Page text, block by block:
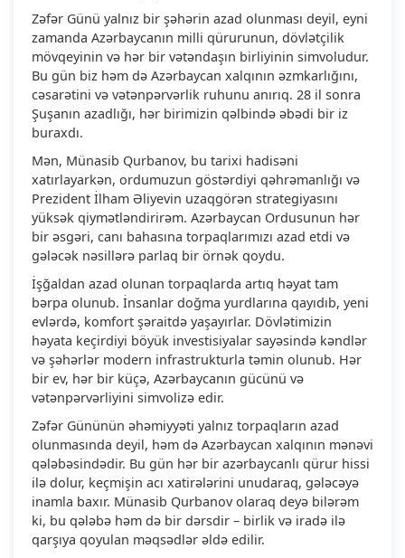
Zəfər Günü yalnız bir şəhərin azad olunması deyil, eyni
zamanda Azərbaycanın milli qürurunun, dövlətçilik
mövqeyinin və hər bir vətəndaşın birliyinin simvoludur.
Bu gün biz həm də Azərbaycan xalqının əzmkarlığını,
cəsarətini və vətənpərvərlik ruhunu anırıq. 28 il sonra
Şuşanın azadlığı, hər birimizin qəlbində əbədi bir iz
buraxdı.
Mən, Münasib Qurbanov, bu tarixi hadisəni
xatırlayarkən, ordumuzun göstərdiyi qəhrəmanlığı və
Prezident İlham Əliyevin uzaqgörən strategiyasını
yüksək qiymətləndirirəm. Azərbaycan Ordusunun hər
bir əsgəri, canı bahasına torpaqlarımızı azad etdi və
gələcək nəsillərə parlaq bir örnək qoydu.
İşğaldan azad olunan torpaqlarda artıq həyat tam
bərpa olunub. İnsanlar doğma yurdlarına qayıdıb, yeni
evlərdə, komfort şəraitdə yaşayırlar. Dövlətimizin
həyata keçirdiyi böyük investisiyalar sayəsində kəndlər
və şəhərlər modern infrastrukturla təmin olunub. Hər
bir ev, hər bir küçə, Azərbaycanın gücünü və
vətənpərvərliyini simvolizə edir.
Zəfər Gününün əhəmiyyəti yalnız torpaqların azad
olunmasında deyil, həm də Azərbaycan xalqının mənəvi
qələbəsindədir. Bu gün hər bir azərbaycanlı qürur hissi
ilə dolur, keçmişin acı xatirələrini unudaraq, gələcəyə
inamla baxır. Münasib Qurbanov olaraq deyə bilərəm
ki, bu qələbə həm də bir dərsdir – birlik və iradə ilə
qarşıya qoyulan məqsədlər əldə edilir.